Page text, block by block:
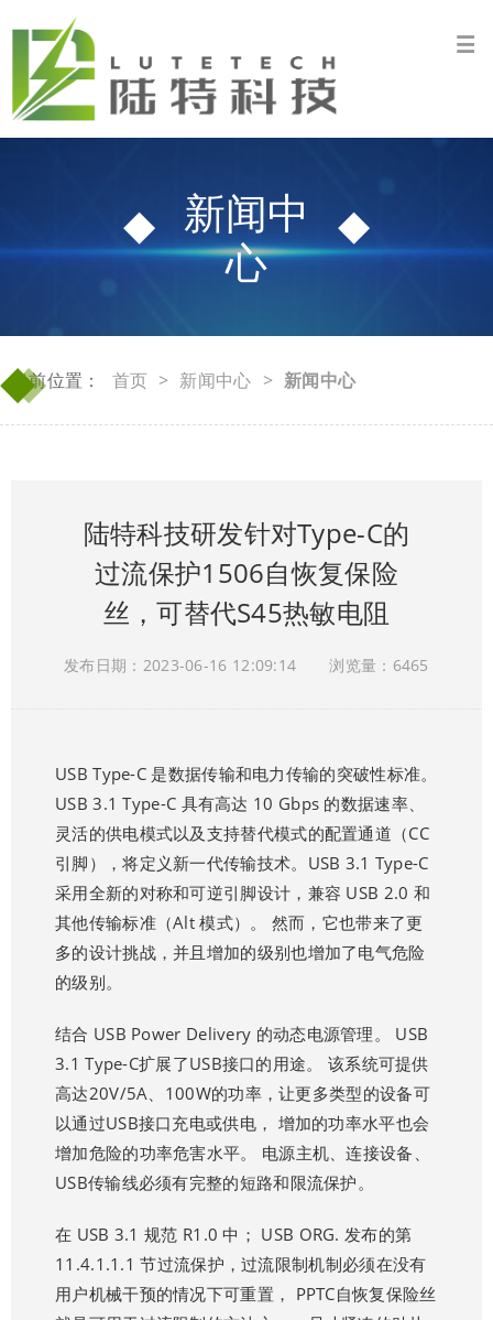
新闻中
心
◆
◆
当前位置： 首页 > 新闻中心 > 新闻中心
陆特科技研发针对Type-C的
过流保护1506自恢复保险
丝，可替代S45热敏电阻
发布日期：2023-06-16 12:09:14 浏览量：6465
USB Type-C 是数据传输和电力传输的突破性标准。
USB 3.1 Type-C 具有高达 10 Gbps 的数据速率、
灵活的供电模式以及支持替代模式的配置通道（CC
引脚），将定义新一代传输技术。USB 3.1 Type-C
采用全新的对称和可逆引脚设计，兼容 USB 2.0 和
其他传输标准（Alt 模式）。 然而，它也带来了更
多的设计挑战，并且增加的级别也增加了电气危险
的级别。
结合 USB Power Delivery 的动态电源管理。 USB
3.1 Type-C扩展了USB接口的用途。 该系统可提供
高达20V/5A、100W的功率，让更多类型的设备可
以通过USB接口充电或供电， 增加的功率水平也会
增加危险的功率危害水平。 电源主机、连接设备、
USB传输线必须有完整的短路和限流保护。
在 USB 3.1 规范 R1.0 中； USB ORG. 发布的第
11.4.1.1.1 节过流保护，过流限制机制必须在没有
用户机械干预的情况下可重置， PPTC自恢复保险丝